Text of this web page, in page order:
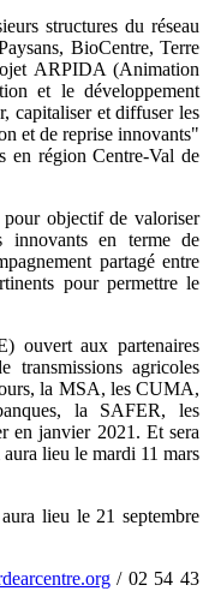
structures du réseau
BioCentre, Terre
ARPIDA (Animation
et le développement
capitaliser et diffuser les
et de reprise innovants"
en région Centre-Val de
pour objectif de valoriser
innovants en terme de
partagé entre
pour permettre le
ouvert aux partenaires
transmissions agricoles
la MSA, les CUMA,
la SAFER, les
en janvier 2021. Et sera
lieu le mardi 11 mars
lieu le 21 septembre
/ 02 54 43